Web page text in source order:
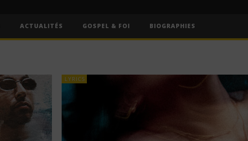
Darkoo ft. Asake – That Girl (Lyrics / Paroles & Traduction Française)
ACTUALITÉS GOSPEL & FOI BIOGRAPHIES
LYRICS